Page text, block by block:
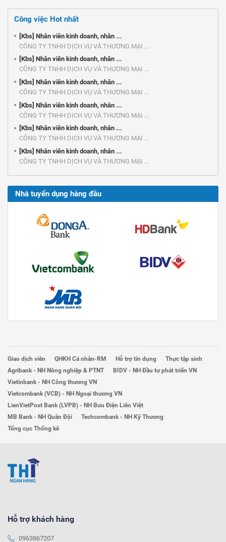
Công việc Hot nhất
[Kbs] Nhân viên kinh doanh, nhân ...
CÔNG TY TNHH DỊCH VỤ VÀ THƯƠNG MẠI ...
[Kbs] Nhân viên kinh doanh, nhân ...
CÔNG TY TNHH DỊCH VỤ VÀ THƯƠNG MẠI ...
[Kbs] Nhân viên kinh doanh, nhân ...
CÔNG TY TNHH DỊCH VỤ VÀ THƯƠNG MẠI ...
[Kbs] Nhân viên kinh doanh, nhân ...
CÔNG TY TNHH DỊCH VỤ VÀ THƯƠNG MẠI ...
[Kbs] Nhân viên kinh doanh, nhân ...
CÔNG TY TNHH DỊCH VỤ VÀ THƯƠNG MẠI ...
[Kbs] Nhân viên kinh doanh, nhân ...
CÔNG TY TNHH DỊCH VỤ VÀ THƯƠNG MẠI ...
Nhà tuyển dụng hàng đầu
Giao dịch viên QHKH Cá nhân-RM Hỗ trợ tín dụng
Thực tập sinh
Agribank - NH Nông nghiệp & PTNT
BIDV - NH Đầu tư phát triển VN
Vietinbank - NH Công thương VN
Vietcombank (VCB) - NH Ngoại thương VN
LienVietPost Bank (LVPB) - NH Bưu Điện Liên Việt
MB Bank - NH Quân Đội
Techcombank - NH Kỹ Thương
Tổng cục Thống kê
Hỗ trợ khách hàng
0963867207